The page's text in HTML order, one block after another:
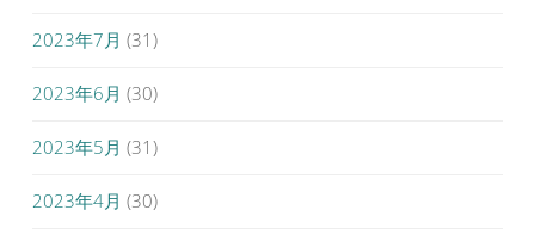
2023年7月 (31)
2023年6月 (30)
2023年5月 (31)
2023年4月 (30)